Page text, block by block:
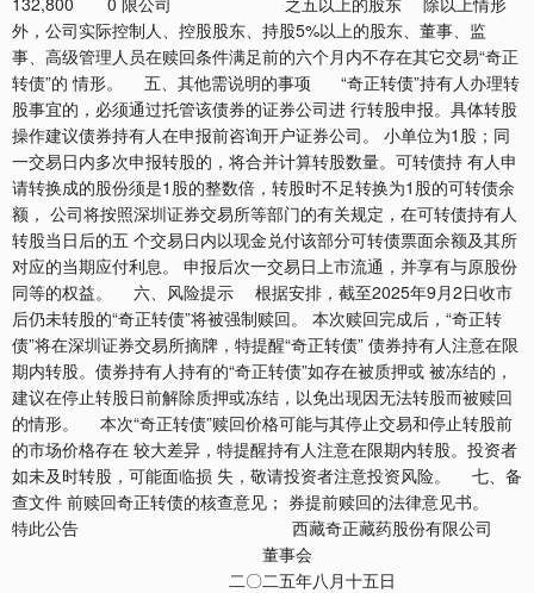
外，公司实际控制人、控股股东、持股5%以上的股东、董事、监
事、高级管理人员在赎回条件满足前的六个月内不存在其它交易“奇正
转债”的 情形。 五、其他需说明的事项 “奇正转债”持有人办理转
股事宜的，必须通过托管该债券的证券公司进 行转股申报。具体转股
操作建议债券持有人在申报前咨询开户证券公司。 小单位为1股；同
一交易日内多次申报转股的，将合并计算转股数量。可转债持 有人申
请转换成的股份须是1股的整数倍，转股时不足转换为1股的可转债余
额， 公司将按照深圳证券交易所等部门的有关规定，在可转债持有人
转股当日后的五 个交易日内以现金兑付该部分可转债票面余额及其所
对应的当期应付利息。 申报后次一交易日上市流通，并享有与原股份
同等的权益。 六、风险提示 根据安排，截至2025年9月2日收市
后仍未转股的“奇正转债”将被强制赎回。 本次赎回完成后，“奇正转
债”将在深圳证券交易所摘牌，特提醒“奇正转债” 债券持有人注意在限
期内转股。债券持有人持有的“奇正转债”如存在被质押或 被冻结的，
建议在停止转股日前解除质押或冻结，以免出现因无法转股而被赎回
的情形。 本次“奇正转债”赎回价格可能与其停止交易和停止转股前
的市场价格存在 较大差异，特提醒持有人注意在限期内转股。投资者
如未及时转股，可能面临损 失，敬请投资者注意投资风险。 七、备
查文件 前赎回奇正转债的核查意见； 券提前赎回的法律意见书。
特此公告 西藏奇正藏药股份有限公司
董事会
二〇二五年八月十五日